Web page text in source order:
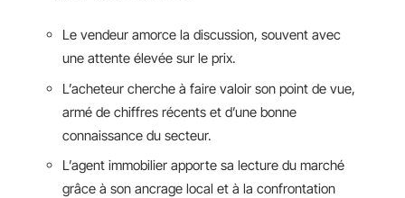
Le vendeur amorce la discussion, souvent avec
une attente élevée sur le prix.
L’acheteur cherche à faire valoir son point de vue,
armé de chiffres récents et d’une bonne
connaissance du secteur.
L’agent immobilier apporte sa lecture du marché
grâce à son ancrage local et à la confrontation